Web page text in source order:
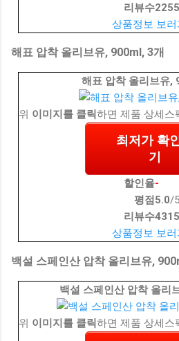
리뷰수
상품정보 보러
해표 압착 올리브유, 900ml, 3개
해표 압착 올리브유,
위 이미지를 클릭하면 제품 상세스
최저가 확
기
할인율-
평점 5.0/
리뷰수
상품정보 보러
백설 스페인산 압착 올리브유,
백설 스페인산 압착 올리
위 이미지를 클릭하면 제품 상세스